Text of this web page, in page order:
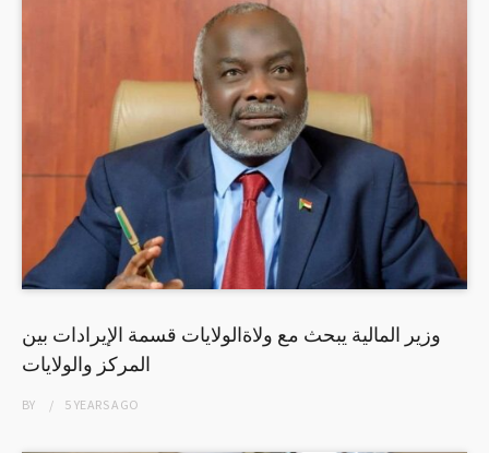
وزير المالية يبحث مع ولاةالولايات قسمة الإيرادات بين
المركز والولايات
BY 5 YEARSAGO